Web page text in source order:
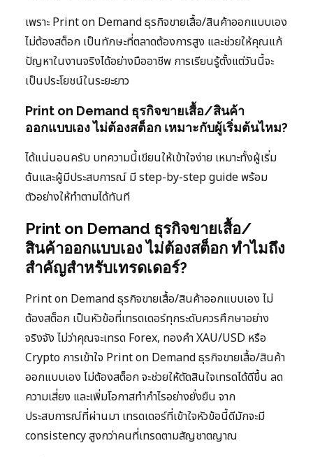
เพราะ Print on Demand ธุรกิจขายเสื้อ/สินค้าออกแบบเอง
ไม่ต้องสต็อก เป็นทักษะที่ตลาดต้องการสูง และช่วยให้คุณแก้
ปัญหาในงานจริงได้อย่างมืออาชีพ การเรียนรู้ตั้งแต่วันนี้จะ
เป็นประโยชน์ในระยะยาว
Print on Demand ธุรกิจขายเสื้อ/สินค้า
ออกแบบเอง ไม่ต้องสต็อก เหมาะกับผู้เริ่มต้นไหม?
ได้แน่นอนครับ บทความนี้เขียนให้เข้าใจง่าย เหมาะทั้งผู้เริ่ม
ต้นและผู้มีประสบการณ์ มี step-by-step guide พร้อม
ตัวอย่างให้ทำตามได้ทันที
Print on Demand ธุรกิจขายเสื้อ/
สินค้าออกแบบเอง ไม่ต้องสต็อก ทำไมถึง
สำคัญสำหรับเทรดเดอร์?
Print on Demand ธุรกิจขายเสื้อ/สินค้าออกแบบเอง ไม่
ต้องสต็อก เป็นหัวข้อที่เทรดเดอร์ทุกระดับควรศึกษาอย่าง
จริงจัง ไม่ว่าคุณจะเทรด Forex, ทองคำ XAU/USD หรือ
Crypto การเข้าใจ Print on Demand ธุรกิจขายเสื้อ/สินค้า
ออกแบบเอง ไม่ต้องสต็อก จะช่วยให้ตัดสินใจเทรดได้ดีขึ้น ลด
ความเสี่ยง และเพิ่มโอกาสทำกำไรอย่างยั่งยืน จาก
ประสบการณ์ที่ผ่านมา เทรดเดอร์ที่เข้าใจหัวข้อนี้ดีมักจะมี
consistency สูงกว่าคนที่เทรดตามสัญชาตญาณ